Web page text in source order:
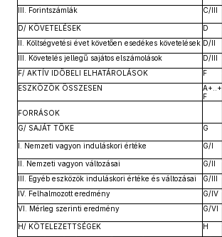
III. Forintszámlák
C/III
D/ KÖVETELÉSEK
D
II. Költségvetési évet követően esedékes követelések D/II
III. Követelés jellegű sajátos elszámolások
D/III
F/ AKTÍV IDŐBELI ELHATÁROLÁSOK
F
ESZKÖZÖK ÖSSZESEN
A+..+
F
FORRÁSOK
G/ SAJÁT TŐKE
G
I. Nemzeti vagyon induláskori értéke
G/I
II. Nemzeti vagyon változásai
G/II
III. Egyéb eszközök induláskori értéke és változásai
G/III
IV. Felhalmozott eredmény
G/IV
VI. Mérleg szerinti eredmény
G/VI
H/ KÖTELEZETTSÉGEK
H